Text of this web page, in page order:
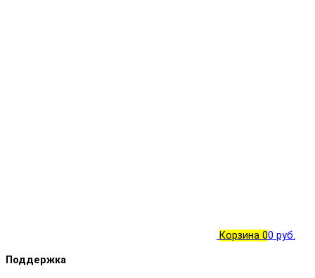
Корзина 00 руб.
Поддержка